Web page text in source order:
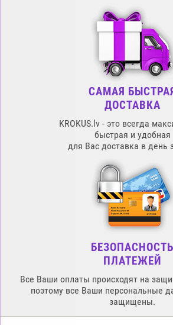
САМАЯ
ДОСТАВКА
KROKUS.lv - это всегда
быстрая и удобная
для Вас доставка в день
БЕЗОПАСНОСТЬ
ПЛАТЕЖЕЙ
Все Ваши оплаты происходят на
поэтому все Ваши персональные
защищены.